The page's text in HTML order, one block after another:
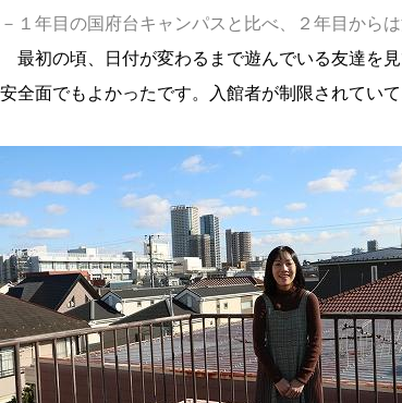
－１年目の国府台キャンパスと比べ、２年目から
最初の頃、日付が変わるまで遊んでいる友達を
安全面でもよかったです。入館者が制限されてい